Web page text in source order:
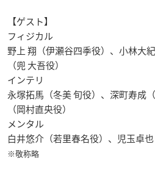
【ゲスト】
フィジカル
野上 翔（伊瀬谷四季役）、小林大
（兜 大吾役）
インテリ
永塚拓馬（冬美 旬役）、深町寿成
（岡村直央役）
メンタル
白井悠介（若里春名役）、児玉卓也
※敬称略